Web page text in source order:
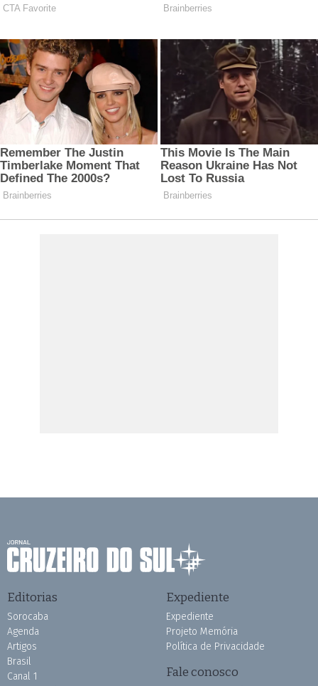
Editorias
Sorocaba
Agenda
Artigos
Brasil
Canal 1
Expediente
Expediente
Projeto Memória
Política de Privacidade
Fale conosco